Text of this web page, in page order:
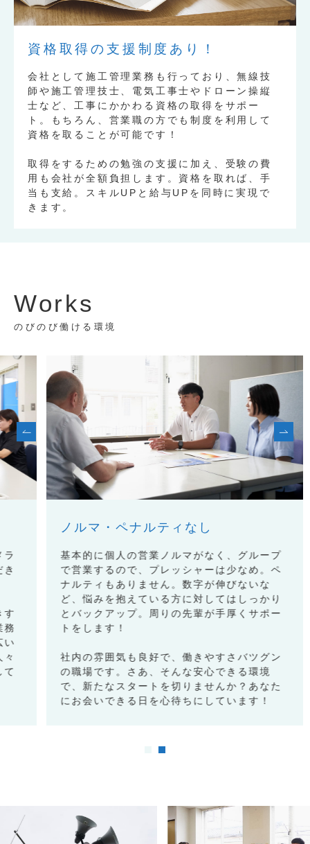
資格取得の支援制度あり！
会社として施工管理業務も行っており、無線技
師や施工管理技士、電気工事士やドローン操縦
士など、工事にかかわる資格の取得をサポー
ト。もちろん、営業職の方でも制度を利用して
資格を取ることが可能です！
取得をするための勉強の支援に加え、受験の費
用も会社が全額負担します。資格を取れば、手
当も支給。スキルUPと給与UPを同時に実現で
きます。
Works
のびのび働ける環境
ノルマ・ペナルティなし
基本的に個人の営業ノルマがなく、グループ
で営業するので、プレッシャーは少なめ。ペ
ナルティもありません。数字が伸びないな
ど、悩みを抱えている方に対してはしっかり
とバックアップ。周りの先輩が手厚くサポー
トをします！
社内の雰囲気も良好で、働きやすさバツグン
の職場です。さあ、そんな安心できる環境
で、新たなスタートを切りませんか？あなた
にお会いできる日を心待ちにしています！